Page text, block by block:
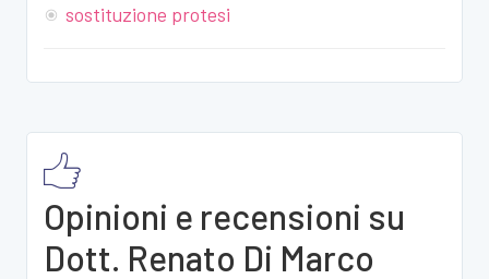
sostituzione protesi
Opinioni e recensioni su
Dott. Renato Di Marco